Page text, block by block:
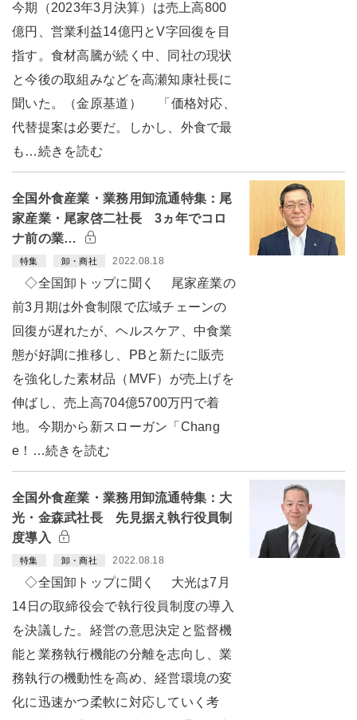
今期（2023年3月決算）は売上高800
億円、営業利益14億円とV字回復を目
指す。食材高騰が続く中、同社の現状
と今後の取組みなどを高瀬知康社長に
聞いた。（金原基道） 「価格対応、
代替提案は必要だ。しかし、外食で最
も…続きを読む
全国外食産業・業務用卸流通特集：尾
家産業・尾家啓二社長 3ヵ年でコロ
ナ前の業…
特集 卸・商社 2022.08.18
◇全国卸トップに聞く 尾家産業の
前3月期は外食制限で広域チェーンの
回復が遅れたが、ヘルスケア、中食業
態が好調に推移し、PBと新たに販売
を強化した素材品（MVF）が売上げを
伸ばし、売上高704億5700万円で着
地。今期から新スローガン「Chang
e！…続きを読む
全国外食産業・業務用卸流通特集：大
光・金森武社長 先見据え執行役員制
度導入
特集 卸・商社 2022.08.18
◇全国卸トップに聞く 大光は7月
14日の取締役会で執行役員制度の導入
を決議した。経営の意思決定と監督機
能と業務執行機能の分離を志向し、業
務執行の機動性を高め、経営環境の変
化に迅速かつ柔軟に対応していく考